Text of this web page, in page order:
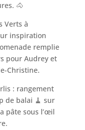
🐴
Verts à
inspiration
remplie
pour Audrey et
Christine.
: rangement
de balai 🧹 sur
pâte sous l’œil